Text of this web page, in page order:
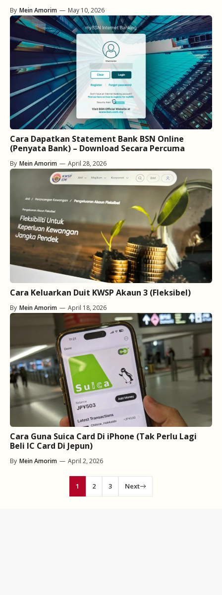
By Mein Amorim — May 10, 2026
Cara Dapatkan Statement Bank BSN Online
(Penyata Bank) – Download Secara Percuma
By Mein Amorim — April 28, 2026
Cara Keluarkan Duit KWSP Akaun 3 (Fleksibel)
By Mein Amorim — April 18, 2026
Cara Guna Suica Card Di iPhone (Tak Perlu Lagi
Beli IC Card Di Jepun)
By Mein Amorim — April 2, 2026
1 2 3 Next